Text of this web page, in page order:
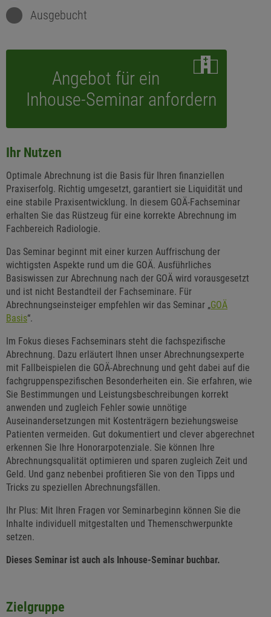
Ausgebucht
Angebot für ein
Inhouse-Seminar anfordern
Ihr Nutzen
Optimale Abrechnung ist die Basis für Ihren finanziellen
Praxiserfolg. Richtig umgesetzt, garantiert sie Liquidität und
eine stabile Praxisentwicklung. In diesem GOÄ-Fachseminar
erhalten Sie das Rüstzeug für eine korrekte Abrechnung im
Fachbereich Radiologie.
Das Seminar beginnt mit einer kurzen Auffrischung der
wichtigsten Aspekte rund um die GOÄ. Ausführliches
Basiswissen zur Abrechnung nach der GOÄ wird vorausgesetzt
und ist nicht Bestandteil der Fachseminare. Für
Abrechnungseinsteiger empfehlen wir das Seminar „GOÄ
Basis“.
Im Fokus dieses Fachseminars steht die fachspezifische
Abrechnung. Dazu erläutert Ihnen unser Abrechnungsexperte
mit Fallbeispielen die GOÄ-Abrechnung und geht dabei auf die
fachgruppenspezifischen Besonderheiten ein. Sie erfahren, wie
Sie Bestimmungen und Leistungsbeschreibungen korrekt
anwenden und zugleich Fehler sowie unnötige
Auseinandersetzungen mit Kostenträgern beziehungsweise
Patienten vermeiden. Gut dokumentiert und clever abgerechnet
erkennen Sie Ihre Honorarpotenziale. Sie können Ihre
Abrechnungsqualität optimieren und sparen zugleich Zeit und
Geld. Und ganz nebenbei profitieren Sie von den Tipps und
Tricks zu speziellen Abrechnungsfällen.
Ihr Plus: Mit Ihren Fragen vor Seminarbeginn können Sie die
Inhalte individuell mitgestalten und Themenschwerpunkte
setzen.
Dieses Seminar ist auch als Inhouse-Seminar buchbar.
Zielgruppe